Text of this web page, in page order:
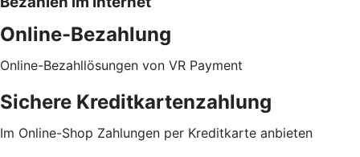
Online-Bezahlung
Online-Bezahllösungen von VR Payment
Sichere Kreditkartenzahlung
Im Online-Shop Zahlungen per Kreditkarte anbieten